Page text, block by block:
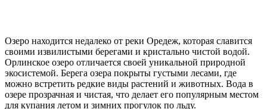
Озеро находится недалеко от реки Оредеж, которая славится
своими извилистыми берегами и кристально чистой водой.
Орлинское озеро отличается своей уникальной природной
экосистемой. Берега озера покрыты густыми лесами, где
можно встретить редкие виды растений и животных. Вода в
озере прозрачная и чистая, что делает его популярным местом
для купания летом и зимних прогулок по льду.